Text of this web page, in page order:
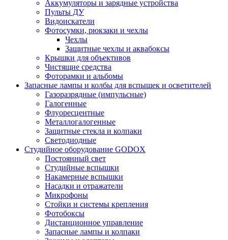
Аккумуляторы и зарядные устройства
Пульты ДУ
Видоискатели
Фотосумки, рюкзаки и чехлы
Чехлы
Защитные чехлы и аквабоксы
Крышки для объективов
Чистящие средства
Фоторамки и альбомы
Запасные лампы и колбы для вспышек и осветителей
Газоразрядные (импульсные)
Галогенные
Флуоресцентные
Металлогалогенные
Защитные стекла и колпаки
Светодиодные
Студийное оборудование GODOX
Постоянный свет
Студийные вспышки
Накамерные вспышки
Насадки и отражатели
Микрофоны
Стойки и системы крепления
Фотобоксы
Дистанционное управление
Запасные лампы и колпаки